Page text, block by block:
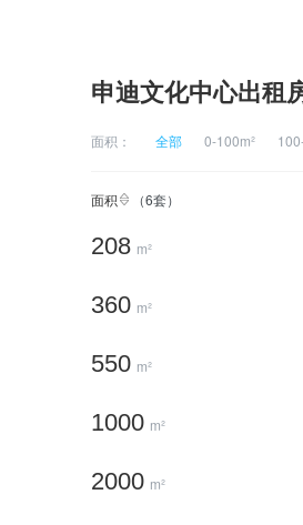
申迪文化中心出租
面积： 全部 0-100m²
面积 （6套）
208 m²
360 m²
550 m²
1000 m²
2000 m²